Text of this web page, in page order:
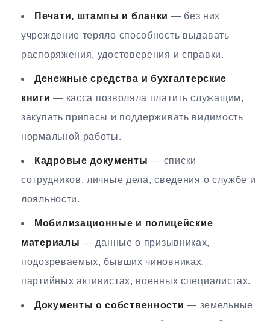
Печати, штампы и бланки — без них
учреждение теряло способность выдавать
распоряжения, удостоверения и справки.
Денежные средства и бухгалтерские
книги — касса позволяла платить служащим,
закупать припасы и поддерживать видимость
нормальной работы.
Кадровые документы — списки
сотрудников, личные дела, сведения о службе и
лояльности.
Мобилизационные и полицейские
материалы — данные о призывниках,
подозреваемых, бывших чиновниках,
партийных активистах, военных специалистах.
Документы о собственности — земельные